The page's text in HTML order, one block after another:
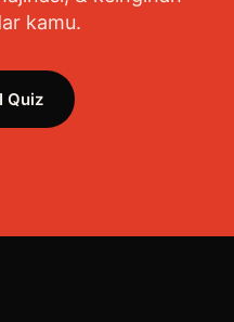
kamu.
Quiz